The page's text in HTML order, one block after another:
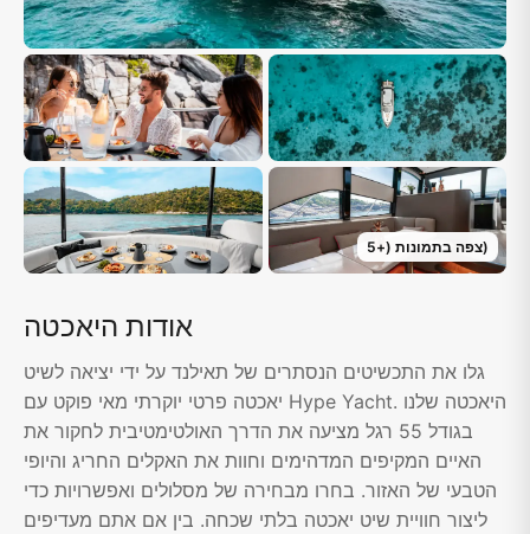
צפה בתמונות (+
5 )
אודות היאכטה
גלו את התכשיטים הנסתרים של תאילנד על ידי יציאה לשיט
יאכטה פרטי יוקרתי מאי פוקט עם Hype Yacht. היאכטה שלנו
בגודל 55 רגל מציעה את הדרך האולטימטיבית לחקור את
האיים המקיפים המדהימים וחוות את האקלים החריג והיופי
הטבעי של האזור. בחרו מבחירה של מסלולים ואפשרויות כדי
ליצור חוויית שיט יאכטה בלתי שכחה. בין אם אתם מעדיפים